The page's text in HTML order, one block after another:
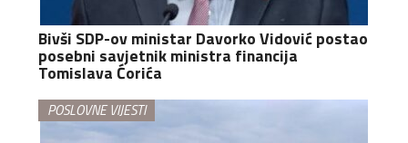
Bivši SDP-ov ministar Davorko Vidović postao
posebni savjetnik ministra financija
Tomislava Ćorića
POSLOVNE VIJESTI